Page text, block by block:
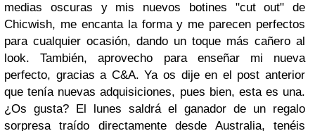
medias oscuras y mis nuevos botines "cut out" de
Chicwish, me encanta la forma y me parecen perfectos
para cualquier ocasión, dando un toque más cañero al
look. También, aprovecho para enseñar mi nueva
perfecto, gracias a C&A. Ya os dije en el post anterior
que tenía nuevas adquisiciones, pues bien, esta es una.
¿Os gusta? El lunes saldrá el ganador de un regalo
sorpresa traído directamente desde Australia, tenéis